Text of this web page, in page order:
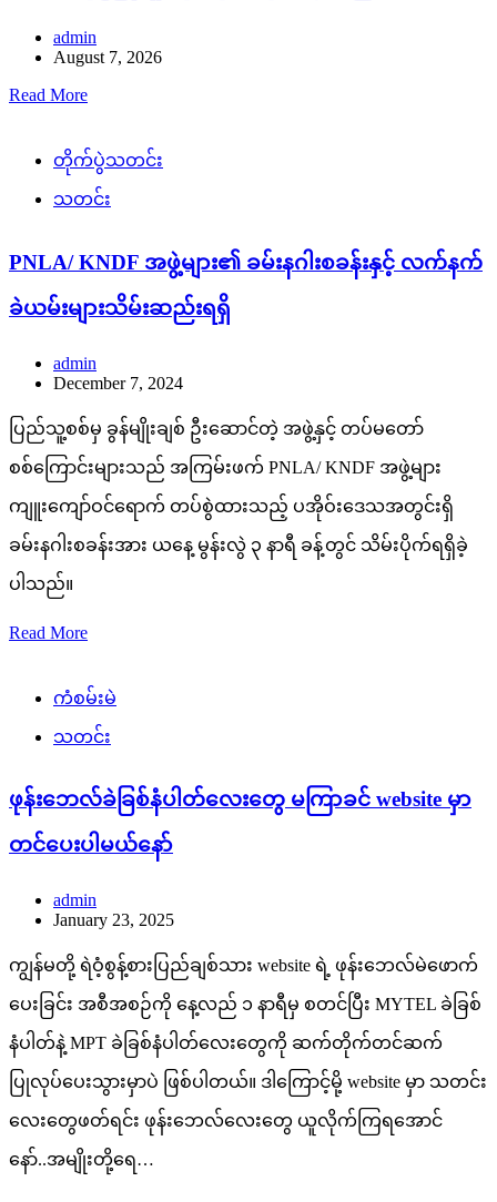
admin
August 7, 2026
Read More
တိုက်ပွဲသတင်း
သတင်း
PNLA/ KNDF အဖွဲ့များ၏ ခမ်းနဂါးစခန်းနှင့် လက်နက်
ခဲယမ်းများသိမ်းဆည်းရရှိ
admin
December 7, 2024
ပြည်သူ့စစ်မှ ခွန်မျိုးချစ် ဦးဆောင်တဲ့ အဖွဲ့နှင့် တပ်မတော်
စစ်ကြောင်းများသည် အကြမ်းဖက် PNLA/ KNDF အဖွဲ့များ
ကျူးကျော်ဝင်ရောက် တပ်စွဲထားသည့် ပအိုဝ်းဒေသအတွင်းရှိ
ခမ်းနဂါးစခန်းအား ယနေ့ မွန်းလွဲ ၃ နာရီ ခန့်တွင် သိမ်းပိုက်ရရှိခဲ့
ပါသည်။
Read More
ကံစမ်းမဲ
သတင်း
ဖုန်းဘေလ်ခဲခြစ်နံပါတ်လေးတွေ မကြာခင် website မှာ
တင်ပေးပါမယ်နော်
admin
January 23, 2025
ကျွန်မတို့ ရဲဝံ့စွန့်စားပြည်ချစ်သား website ရဲ့ ဖုန်းဘေလ်မဲဖောက်
ပေးခြင်း အစီအစဉ်ကို နေ့လည် ၁ နာရီမှ စတင်ပြီး MYTEL ခဲခြစ်
နံပါတ်နဲ့ MPT ခဲခြစ်နံပါတ်လေးတွေကို ဆက်တိုက်တင်ဆက်
ပြုလုပ်ပေးသွားမှာပဲ ဖြစ်ပါတယ်။ ဒါကြောင့်မို့ website မှာ သတင်း
လေးတွေဖတ်ရင်း ဖုန်းဘေလ်လေးတွေ ယူလိုက်ကြရအောင်
နော်..အမျိုးတို့ရေ…